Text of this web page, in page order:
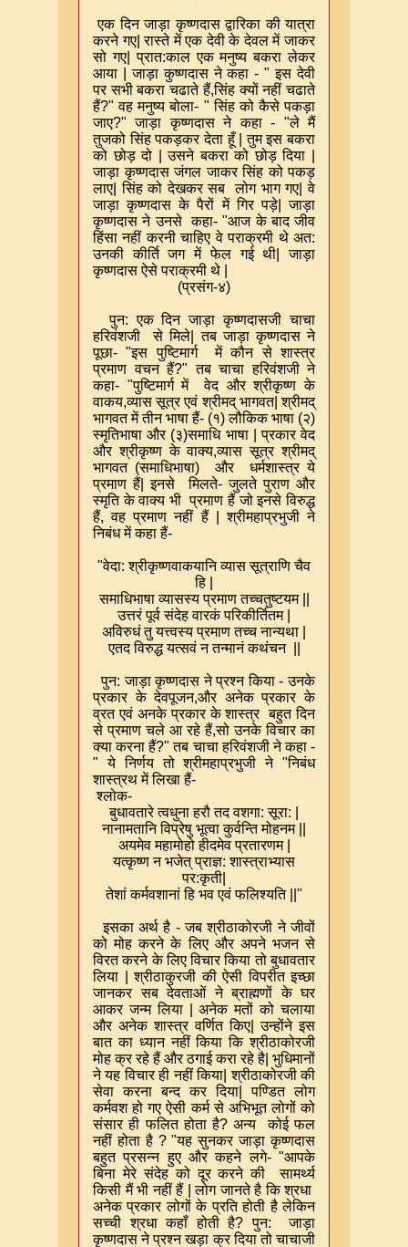
एक दिन जाड़ा कृष्णदास द्वारिका की यात्रा
करने गए|रास्ते में एक देवी के देवल में जाकर
सो गए|प्रात:काल एक मनुष्य बकरा लेकर
आया
|जाड़ा कुष्णदास ने कहा - " इस देवी
पर सभी बकरा चढाते हैं,सिंह क्यों नहीं चढाते
हैं?"वह मनुष्य बोला- " सिंह को कैसे पकड़ा
जाए?"जाड़ा कृष्णदास ने कहा - "ले मैं
तुजको सिंह पकड़कर देता हूँ
|तुम इस बकरा
को छोड़ दो
|उसने बकरा को छोड़ दिया
जाड़ा कृष्णदास जंगल जाकर सिंह को पकड़
लाए |सिंह को देखकर सब लोग भाग गए |वे
जाड़ा कृष्णदास के पैरों में गिर पड़े|जाड़ा
कृष्णदास ने उनसे कहा- "आज के बाद जीव
हिंसा नहीं करनी चाहिए वे पराक्रमी थे अत:
उनकी कीर्ति जग में फेल गई थी |जाड़ा
कृष्णदास ऐसे पराक्रमी थे
(प्रसंग-४)
पुन: एक दिन जाड़ा कृष्णदासजी चाचा
हरिवंशजी से मिले |तब जाड़ा कृष्णदास ने
पूछा- "इस पुष्टिमार्ग में कौन से शास्त्र
प्रमाण वचन हैं?"तब चाचा हरिवंशजी ने
कहा- "पुष्टिमार्ग में वेद और श्रीकृष्ण के
वाकय,व्यास सूत्र एवं श्रीमद् भागवत|श्रीमद्
भागवत में तीन भाषा हैं- (१) लौकिक भाषा (२)
स्मृतिभाषा और (३)समाधि भाषा
|प्रकार वेद
और श्रीकृष्ण के वाक्य,व्यास सूत्र श्रीमद्
भागवत (समाधिभाषा) और धर्मशास्त्र ये
प्रमाण हैं |इनसे मिलते- जुलते पुराण और
स्मृति के वाक्य भी प्रमाण हैं जो इनसे विरुद्ध
हैं,वह प्रमाण नहीं हैं |श्रीमहाप्रभुजी ने
निबंध में कहा हैं-
"वेदा: श्रीकृष्णवाकयानि व्यास सूत्राणि चैव
हि
समाधिभाषा व्यासस्य प्रमाण तच्चतुष्टयम
उत्तरं पूर्व संदेह वारकं परिकीर्तितम
अविरुधं तु यत्त्वस्य प्रमाण तच्च नान्यथा
एतद विरुद्ध यत्सवं न तन्मानं कथंचन
पुन: जाड़ा कृष्णदास ने प्रश्न किया - उनके
प्रकार के देवपूजन,और अनेक प्रकार के
व्रत एवं अनके प्रकार के शास्त्र बहुत दिन
से प्रमाण चले आ रहे हैं,सो उनके विचार का
क्या करना हैं?"तब चाचा हरिवंशजी ने कहा -
" ये निर्णय तो श्रीमहाप्रभुजी ने "निबंध
शास्त्रथ में लिखा हैं-
श्लोक-
बुधावतारे त्वधुना हरौ तद वशगा: सूरा:
नानामतानि विप्रेषु भूत्वा कुर्वन्ति मोहनम
अयमेव महामोहो हीदमेव प्रतारणम
यत्कृष्ण न भजेत् प्राज्ञ: शास्त्राभ्यास
पर:कृती
तेशां कर्मवशानां हि भव एवं फलिश्यति
||"
इसका अर्थ है - जब श्रीठाकोरजी ने जीवों
को मोह करने के लिए और अपने भजन से
विरत करने के लिए विचार किया तो बुधावतार
लिया
|श्रीठाकुरजी की ऐसी विपरीत इच्छा
जानकर सब देवताओं ने ब्राह्मणों के घर
आकर जन्म लिया
|अनेक मतों को चलाया
और अनेक शास्त्र वर्णित किए |उन्होंने इस
बात का ध्यान नहीं किया कि श्रीठाकोरजी
मोह क्र रहे हैं और ठगाई करा रहे है भुधिमानों
ने यह विचार ही नहीं किया |श्रीठाकोरजी की
सेवा करना बन्द कर दिया |पण्डित लोग
कर्मवश हो गए ऐसी कर्म से अभिभूत लोगों को
संसार ही फलित होता है?अन्य कोई फल
नहीं होता है ? "यह सुनकर जाड़ा कृष्णदास
बहुत प्रसन्न हुए और कहने लगे- "आपके
बिना मेरे संदेह को दूर करने की सामर्थ्य
किसी मैं भी नहीं हैं
|लोग जानते है कि श्रधा
अनेक प्रकार लोगों के प्रति होती है लेकिन
सच्ची श्रधा कहाँ होती है?पुन: जाड़ा
कृष्णदास ने प्रश्न खड़ा क्र दिया तो चाचाजी